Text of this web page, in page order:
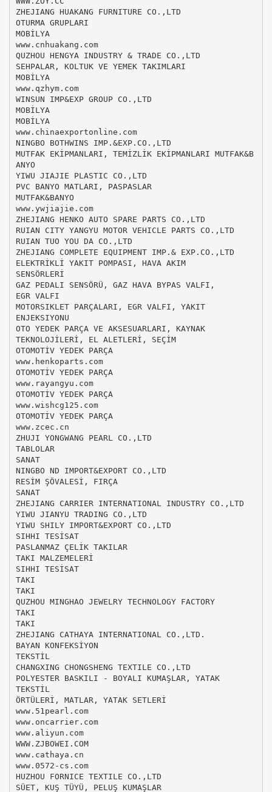
ZHEJIANG HUAKANG FURNITURE CO.,LTD
OTURMA GRUPLARI
MOBİLYA
www.cnhuakang.com
QUZHOU HENGYA INDUSTRY & TRADE CO.,LTD
SEHPALAR, KOLTUK VE YEMEK TAKIMLARI
MOBİLYA
www.qzhym.com
WINSUN IMP&EXP GROUP CO.,LTD
MOBİLYA
MOBİLYA
www.chinaexportonline.com
NINGBO BOTHWINS IMP.&EXP.CO.,LTD
MUTFAK EKİPMANLARI, TEMİZLİK EKİPMANLARI MUTFAK&B
ANYO
YIWU JIAJIE PLASTIC CO.,LTD
PVC BANYO MATLARI, PASPASLAR
MUTFAK&BANYO
www.ywjiajie.com
ZHEJIANG HENKO AUTO SPARE PARTS CO.,LTD
RUIAN CITY YANGYU MOTOR VEHICLE PARTS CO.,LTD
RUIAN TUO YOU DA CO.,LTD
ZHEJIANG COMPLETE EQUIPMENT IMP.& EXP.CO.,LTD
ELEKTRİKLİ YAKIT POMPASI, HAVA AKIM
SENSÖRLERİ
GAZ PEDALI SENSÖRÜ, GAZ HAVA BYPAS VALFI,
EGR VALFI
MOTORSIKLET PARÇALARI, EGR VALFI, YAKIT
ENJEKSIYONU
OTO YEDEK PARÇA VE AKSESUARLARI, KAYNAK
TEKNOLOJİLERİ, EL ALETLERİ, SEÇİM
OTOMOTİV YEDEK PARÇA
www.henkoparts.com
OTOMOTİV YEDEK PARÇA
www.rayangyu.com
OTOMOTİV YEDEK PARÇA
www.wishcg125.com
OTOMOTİV YEDEK PARÇA
www.zcec.cn
ZHUJI YONGWANG PEARL CO.,LTD
TABLOLAR
SANAT
NINGBO ND IMPORT&EXPORT CO.,LTD
RESİM ŞÖVALESİ, FIRÇA
SANAT
ZHEJIANG CARRIER INTERNATIONAL INDUSTRY CO.,LTD
YIWU JIANYU TRADING CO.,LTD
YIWU SHILY IMPORT&EXPORT CO.,LTD
SIHHI TESİSAT
PASLANMAZ ÇELİK TAKILAR
TAKI MALZEMELERİ
SIHHI TESİSAT
TAKI
TAKI
QUZHOU MINGHAO JEWELRY TECHNOLOGY FACTORY
TAKI
TAKI
ZHEJIANG CATHAYA INTERNATIONAL CO.,LTD.
BAYAN KONFEKSİYON
TEKSTİL
CHANGXING CHONGSHENG TEXTILE CO.,LTD
POLYESTER BASKILI - BOYALI KUMAŞLAR, YATAK
TEKSTİL
ÖRTÜLERİ, MATLAR, YATAK SETLERİ
www.51pearl.com
www.oncarrier.com
www.aliyun.com
WWW.ZJBOWEI.COM
www.cathaya.cn
www.0572-cs.com
HUZHOU FORNICE TEXTILE CO.,LTD
SÜET, KUŞ TÜYÜ, PELUŞ KUMAŞLAR